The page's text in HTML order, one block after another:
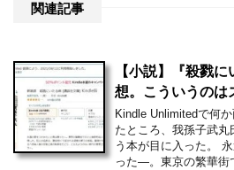
関連記事
【小説】『殺戮
想。こういうのは
Kindle Unlimitedで何
たところ、我孫子武
う本が目に入った。
った―。東京の繁華